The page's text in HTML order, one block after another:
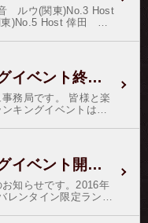
ルウ(関東)No.3 Host
)No.5 Host 倖田 南
日比野 真琴(関
、皆様におかれまし
す。三賢台（ＴＯＰ
康をお祈り申し上
。「上巳」は3月3日
「桃の節句」とも言
して厄災を祓いま
イトディイベントを
を込めて、おまけ付
０％のイベントで
なりの降格の前にホ
す。※ノルマ制降格
ーラインとして、ノ
応致しております。
バレンタイン限定ランキングイベント終了のお知らせ
務局です。 皆様と楽
キングイベントは０
致しまして誠に有難
参ります。優勝我妻
田 龍一５位鏡音 遥
真琴９位神沢 蓮
５０４本オリジナル
さんには、２５
。本日は、有難うご
バレンタイン限定ランキングイベント開始のお知らせ
知らせです。2016年
ンタイン限定ランキ
がよく分かるイベン